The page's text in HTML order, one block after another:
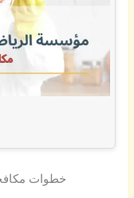
خطوات